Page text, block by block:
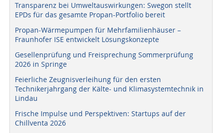
Transparenz bei Umweltauswirkungen: Swegon stellt
EPDs für das gesamte Propan-Portfolio bereit
Propan-Wärmepumpen für Mehrfamilienhäuser –
Fraunhofer ISE entwickelt Lösungskonzepte
Gesellenprüfung und Freisprechung Sommerprüfung
2026 in Springe
Feierliche Zeugnisverleihung für den ersten
Technikerjahrgang der Kälte- und Klimasystemtechnik in
Lindau
Frische Impulse und Perspektiven: Startups auf der
Chillventa 2026